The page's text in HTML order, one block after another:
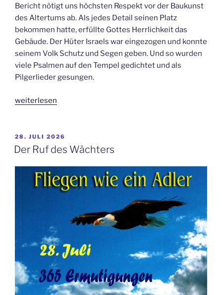
Bericht nötigt uns höchsten Respekt vor der Baukunst
des Altertums ab. Als jedes Detail seinen Platz
bekommen hatte, erfüllte Gottes Herrlichkeit das
Gebäude. Der Hüter Israels war eingezogen und konnte
seinem Volk Schutz und Segen geben. Und so wurden
viele Psalmen auf den Tempel gedichtet und als
Pilgerlieder gesungen.
„Jeder
Original“
weiterlesen
VERÖFFENTLICHT
AM
28. JULI 2026
Der Ruf des Wächters